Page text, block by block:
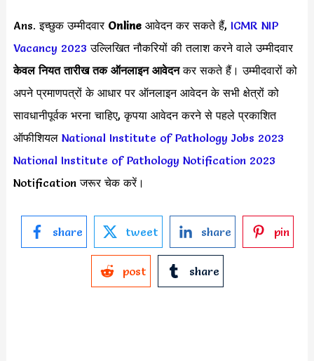
Ans. इच्छुक उम्मीदवार Online आवेदन कर सकते हैं, ICMR NIP
Vacancy 2023 उल्लिखित नौकरियों की तलाश करने वाले उम्मीदवार
केवल नियत तारीख तक ऑनलाइन आवेदनकर सकते हैं। उम्मीदवारों को
अपने प्रमाणपत्रों के आधार पर ऑनलाइन आवेदन के सभी क्षेत्रों को
सावधानीपूर्वक भरना चाहिए, कृपया आवेदन करने से पहले प्रकाशित
ऑफीशियल National Institute of Pathology Jobs 2023
National Institute of Pathology Notification 2023
Notification जरूर चेक करें।
share tweet share pin
post share